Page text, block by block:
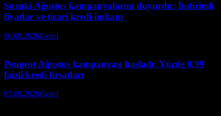
Suzuki Ağustos kampanyalarını duyurdu: İndirimli
fiyatlar ve ticari kredi imkanı
06.08.2026Genel
Peugeot Ağustos kampanyası başladı: Yüzde 0,99
faizli kredi fırsatları
05.08.2026Genel